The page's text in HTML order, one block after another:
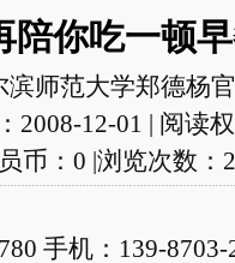
陪你吃一顿
滨师范大学郑德杨
2008-12-01 | 阅读
币：0 |浏览次数：
手机：139-